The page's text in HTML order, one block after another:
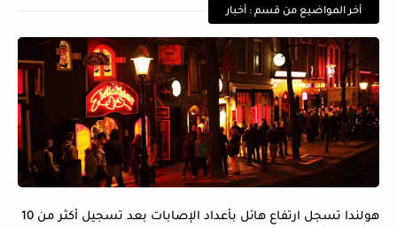
أخر المواضيع من قسم : أخبار
هولندا تسجل ارتفاع هائل بأعداد الإصابات بعد تسجيل أكثر من 10